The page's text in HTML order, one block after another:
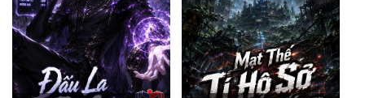
Sảng Văn
Sắc
Sủng